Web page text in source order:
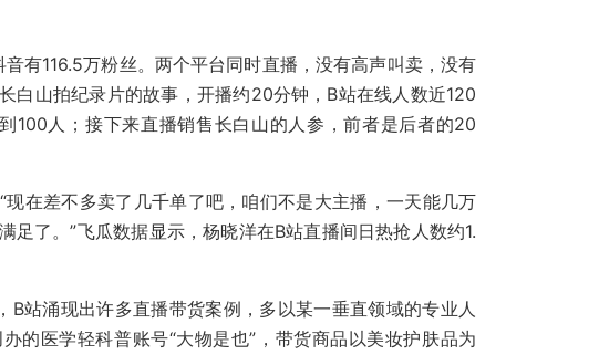
有116.5万粉丝。两个平台同时直播，没有高声叫卖，没有
白山拍纪录片的故事，开播约20分钟，B站在线人数近120
100人；接下来直播销售长白山的人参，前者是后者的20
在差不多卖了几千单了吧，咱们不是大主播，一天能几万
足了。”飞瓜数据显示，杨晓洋在B站直播间日热抢人数约1.
B站涌现出许多直播带货案例，多以某一垂直领域的专业人
的医学轻科普账号“大物是也”，带货商品以美妆护肤品为